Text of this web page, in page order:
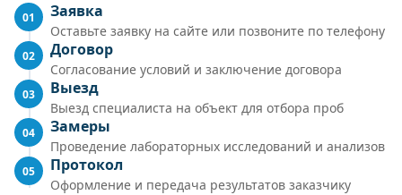
01 Заявка
Оставьте заявку на сайте или позвоните по телефону
02 Договор
Согласование условий и заключение договора
03 Выезд
Выезд специалиста на объект для отбора проб
04 Замеры
Проведение лабораторных исследований и анализов
05 Протокол
Оформление и передача результатов заказчику